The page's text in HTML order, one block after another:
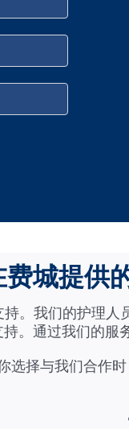
城提供
。我们的护理
。通过我们的服
选择与我们合作